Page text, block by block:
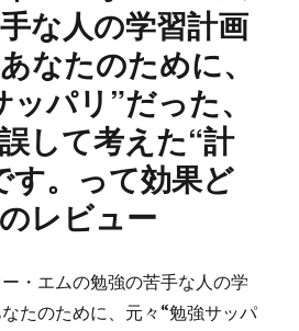
な人の学習計画
なたのために、
パリ”だった、
して考えた“計
す。って効果ど
レビュー
・エムの勉強の苦手な人の学
たのために、元々“勉強サッパ